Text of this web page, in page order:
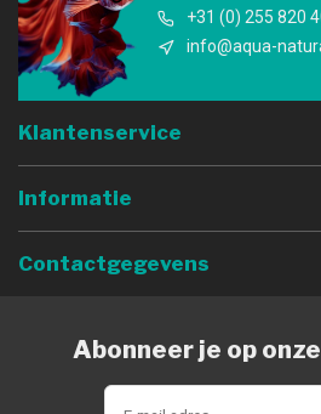
+31 (0) 255 820
info@aqua-
Klantenservice
Informatie
Contactgegevens
Abonneer je op